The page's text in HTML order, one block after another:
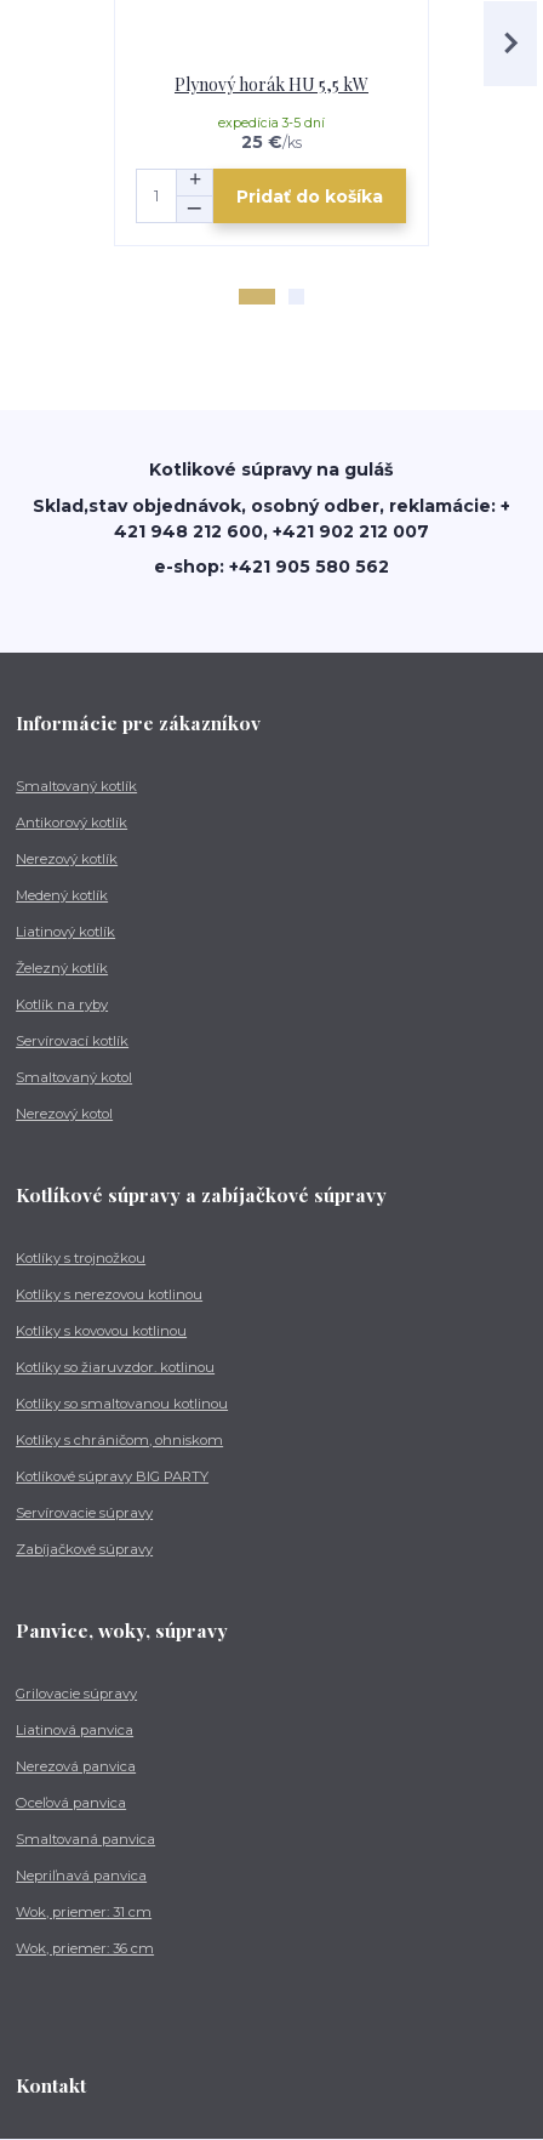
Plynový horák HU 5,5 kW
25 €/ks
expedícia 3-5 dní
Pridať do košíka
Kotlikové súpravy na guláš
Sklad,stav objednávok, osobný odber, reklamácie: +
421 948 212 600, +421 902 212 007
e-shop: +421 905 580 562
Informácie pre zákazníkov
Smaltovaný kotlík
Antikorový kotlík
Nerezový kotlík
Medený kotlík
Liatinový kotlík
Železný kotlík
Kotlík na ryby
Servírovací kotlík
Smaltovaný kotol
Nerezový kotol
Kotlíkové súpravy a zabíjačkové súpravy
Kotlíky s trojnožkou
Kotlíky s nerezovou kotlinou
Kotlíky s kovovou kotlinou
Kotlíky so žiaruvzdor. kotlinou
Kotlíky so smaltovanou kotlinou
Kotlíky s chráničom, ohniskom
Kotlíkové súpravy BIG PARTY
Servírovacie súpravy
Zabíjačkové súpravy
Panvice, woky, súpravy
Grilovacie súpravy
Liatinová panvica
Nerezová panvica
Oceľová panvica
Smaltovaná panvica
Nepriľnavá panvica
Wok, priemer: 31 cm
Wok, priemer: 36 cm
Kontakt